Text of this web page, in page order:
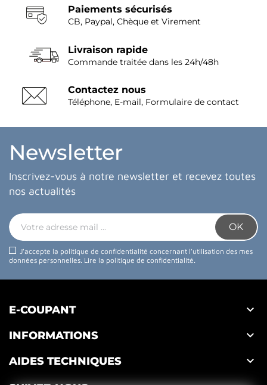
Paiements sécurisés
CB, Paypal, Chèque et Virement
Livraison rapide
Commande traitée dans les 24h/48h
Contactez nous
Téléphone, E-mail, Formulaire de contact
Newsletter
Inscrivez-vous à notre newsletter et recevez toutes
nos actualités
J'accepte la politique de confidentialité concernant l'utilisation des mes
données personnelles. Lire la politique de confidentialité.
E-COUPANT 
INFORMATIONS 
AIDES TECHNIQUES 